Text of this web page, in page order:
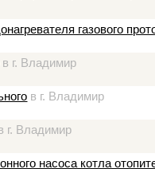
газового
в г. Владимир
в г. Владимир
г. Владимир
насоса котла